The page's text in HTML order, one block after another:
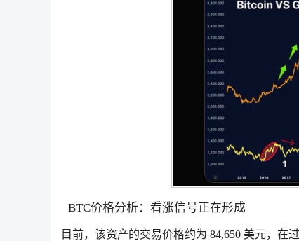
BTC价格分析：看涨信号正在形成
目前，该资产的交易价格约为 84,650 美元，在